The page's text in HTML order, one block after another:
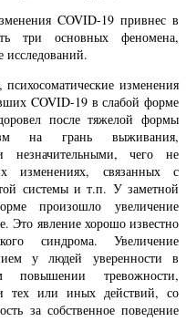
COVID-19 привнес в
три основных феномена,
исследований.
изменения
COVID-19 в слабой форме
после тяжелой формы
на грань выживания,
незначительными, чего не
изменениях, связанных с
системы и т.п. У заметной
произошло увеличение
Это явление хорошо известно
синдрома. Увеличение
у людей уверенности в
повышении тревожности,
тех или иных действий, со
за собственное поведение